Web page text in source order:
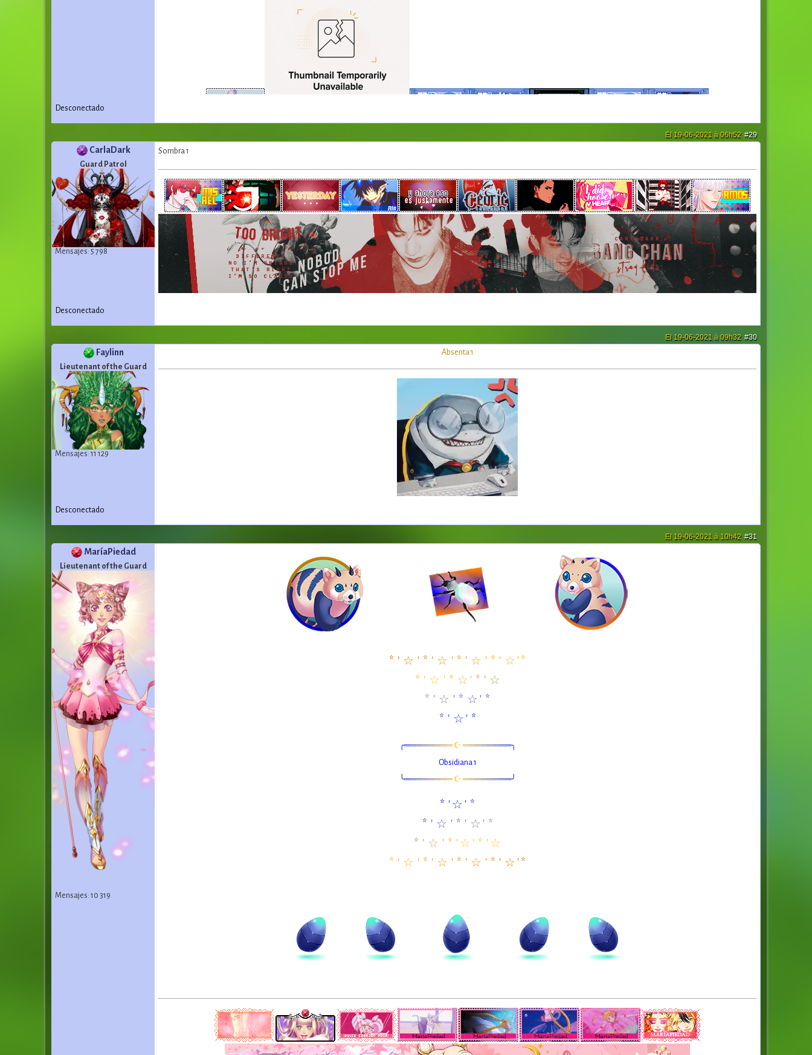
Desconectado
#29
El 19-06-2021 à 06h52
CarlaDark
Guard Patrol
Mensajes: 5 798
Sombra 1
Desconectado
#30
El 19-06-2021 à 09h32
Faylinn
Lieutenant of the Guard
Mensajes: 11 129
Absenta 1
Desconectado
#31
El 19-06-2021 à 10h42
MaríaPiedad
Lieutenant of the Guard
Mensajes: 10 319
* ' ☆ ' * ' ☆ ' * ' ☆ ' * ' ☆ ' *
* ' ☆ ' * ☆ ' * ' ☆
* ' ☆ ' * ☆ ' *
* ' ☆ ' *
╭════════ ☪ ════════╮
Obsidiana 1
╰════════ ☪ ════════╯
* ' ☆ ' *
* ' ☆ ' * ' ☆ ' *
* ' ☆ ' * ' ☆ ' * ' ☆
* ' ☆ ' * ' ☆ ' * ' ☆ ' * ' ☆ ' *